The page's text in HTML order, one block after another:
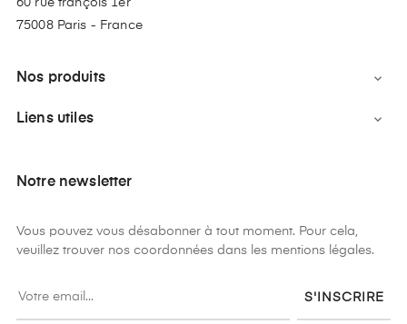
60 rue françois 1er
75008 Paris - France
Nos produits 
Liens utiles 
Notre newsletter
Vous pouvez vous désabonner à tout moment. Pour cela,
veuillez trouver nos coordonnées dans les mentions légales.
S'INSCRIRE